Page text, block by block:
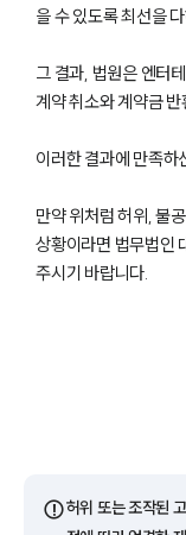
을 수 있도록 최선을
그 결과, 법원은 엔터
계약 취소와 계약금
이러한 결과에 만족하
만약 위처럼 허위, 불
상황이라면 법무법인
주시기 바랍니다.
⚠️허위 또는 조작된